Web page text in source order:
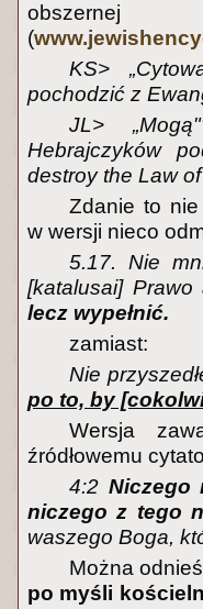
(
KS>
pochodzić z
JL>
Hebrajczyków
destroy the Law
Zdanie to
w wersji nieco
5.17. Nie
[katalusai]
lecz wypełnić.
zamiast:
Nie
po to, by
Wersja
źródłowemu
4:2 Niczego
niczego z tego
waszego Boga,
Można
po myśli